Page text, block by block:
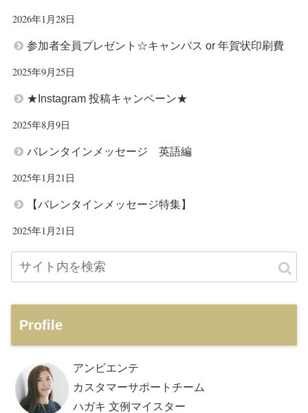
2026年1月28日
参加者全員プレゼント☆キャンバス or 年賀状印刷費
2025年9月25日
★Instagram 投稿キャンペーン★
2025年8月9日
バレンタインメッセージ 英語編
2025年1月21日
【バレンタインメッセージ特集】
2025年1月21日
Profile
アンビエンテ
カスタマーサポートチーム
ハガキ 文例マイスター